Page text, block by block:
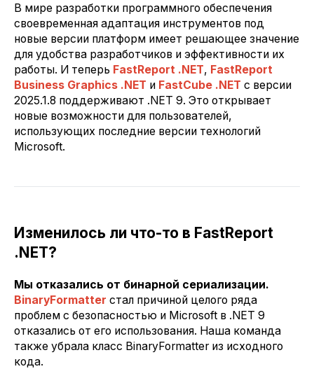
В мире разработки программного обеспечения
своевременная адаптация инструментов под
новые версии платформ имеет решающее значение
для удобства разработчиков и эффективности их
работы. И теперь FastReport .NET, FastReport
Business Graphics .NET и FastCube .NET с версии
2025.1.8 поддерживают .NET 9. Это открывает
новые возможности для пользователей,
использующих последние версии технологий
Microsoft.
Изменилось ли что-то в FastReport
.NET?
Мы отказались от бинарной сериализации.
BinaryFormatter стал причиной целого ряда
проблем с безопасностью и Microsoft в .NET 9
отказались от его использования. Наша команда
также убрала класс BinaryFormatter из исходного
кода.